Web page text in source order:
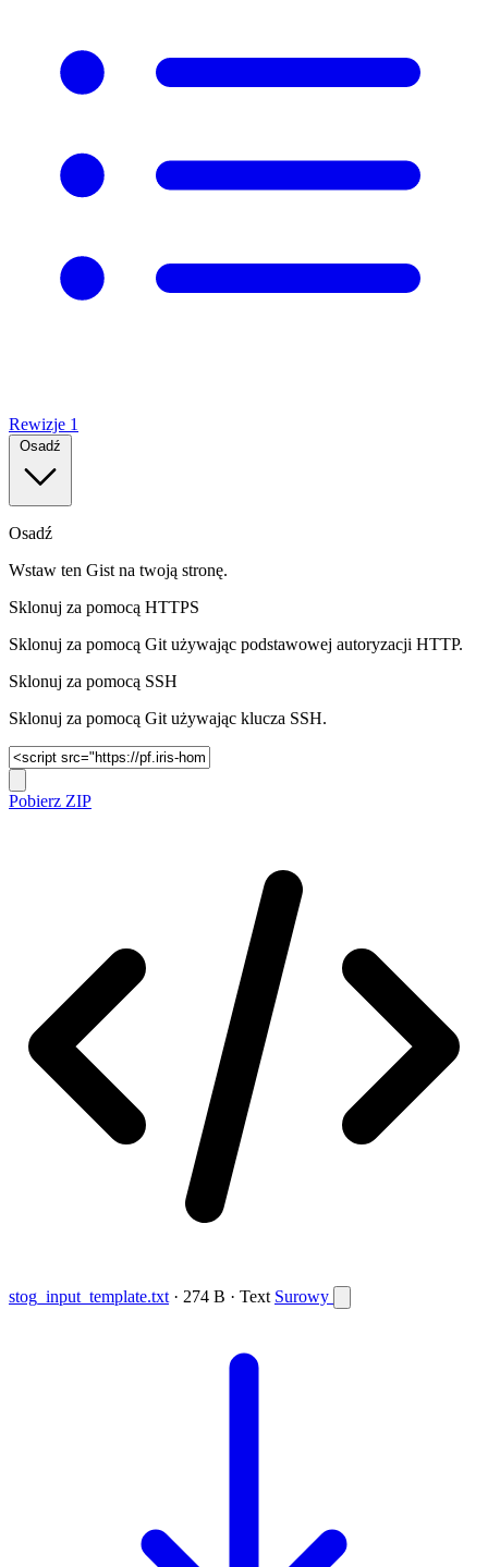
Rewizje 1
Osadź
Osadź
Wstaw ten Gist na twoją stronę.
Sklonuj za pomocą HTTPS
Sklonuj za pomocą Git używając podstawowej autoryzacji HTTP.
Sklonuj za pomocą SSH
Sklonuj za pomocą Git używając klucza SSH.
Pobierz ZIP
stog_input_template.txt · 274 B · Text Surowy